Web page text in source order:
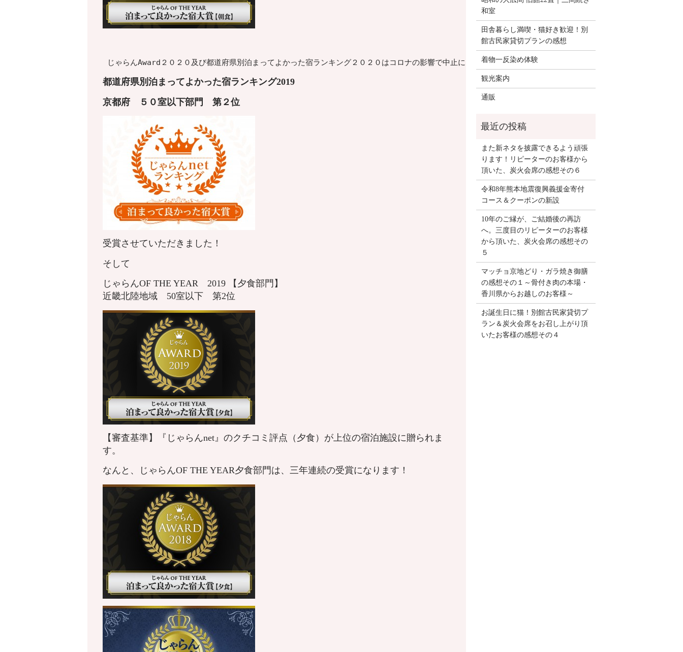
じゃらんAward２０２０及び都道府県別泊まってよかった宿ランキング２０２０はコロナの影響で中止になりました。
都道府県別泊まってよかった宿ランキング2019
京都府
５０室以下部門 第２位
受賞させていただきました！
そして
じゃらんOF THE YEAR 2019 【夕食部門】
近畿北陸地域 50室以下 第2位
【審査基準】『じゃらんnet』のクチコミ評点（夕食）が上位の宿泊施設に贈られま
す。
なんと、じゃらんOF THE YEAR夕食部門は、三年連続の受賞になります！
和室
田舎暮らし満喫・猫好き歓迎！別
館古民家貸切プランの感想
着物一反染め体験
観光案内
通販
また新ネタを披露できるよう頑張
ります！リピーターのお客様から
頂いた、炭火会席の感想その６
令和8年熊本地震復興義援金寄付
コース＆クーポンの新設
10年のご縁が、ご結婚後の再訪
へ。三度目のリピーターのお客様
から頂いた、炭火会席の感想その
５
マッチョ京地どり・ガラ焼き御膳
の感想その１～骨付き肉の本場・
香川県からお越しのお客様～
お誕生日に猫！別館古民家貸切プ
ラン＆炭火会席をお召し上がり頂
いたお客様の感想その４